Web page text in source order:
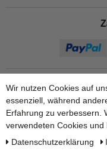
Wir nutzen Cookies auf
essenziell, während
Erfahrung zu verbessern.
verwendeten Cookies
Daten­schutz­erklärung